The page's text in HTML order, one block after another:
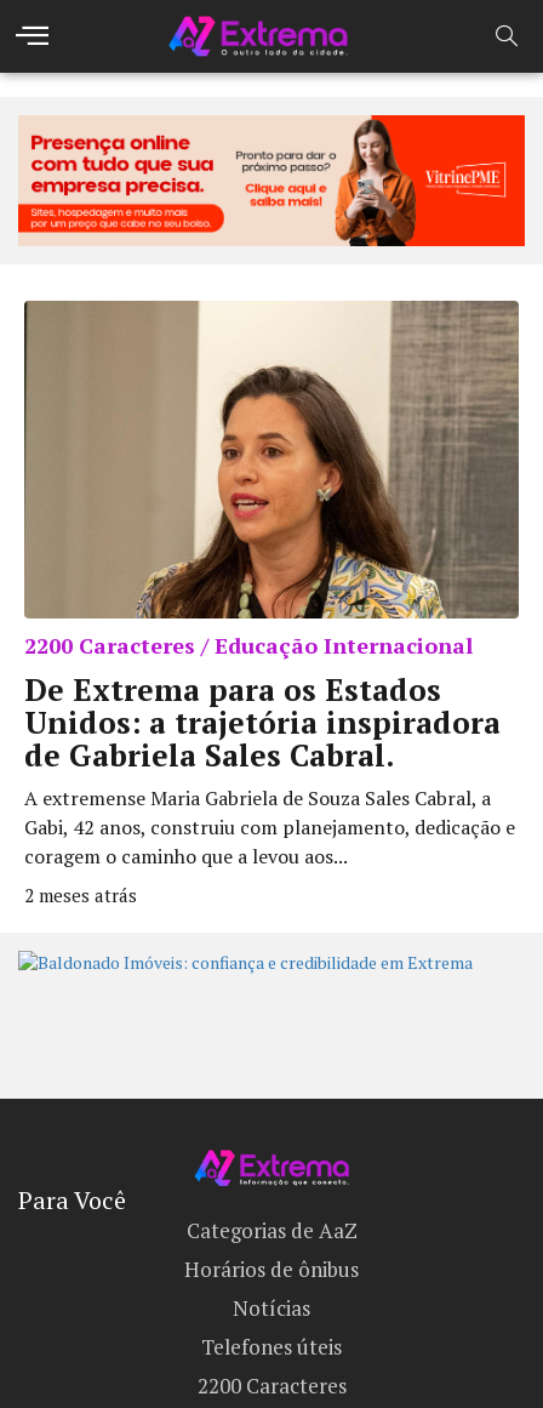
2200 Caracteres / Educação Internacional
De Extrema para os Estados
Unidos: a trajetória inspiradora
de Gabriela Sales Cabral.
A extremense Maria Gabriela de Souza Sales Cabral, a
Gabi, 42 anos, construiu com planejamento, dedicação e
coragem o caminho que a levou aos...
2 meses atrás
Para Você
Categorias de AaZ
Horários de ônibus
Notícias
Telefones úteis
2200 Caracteres